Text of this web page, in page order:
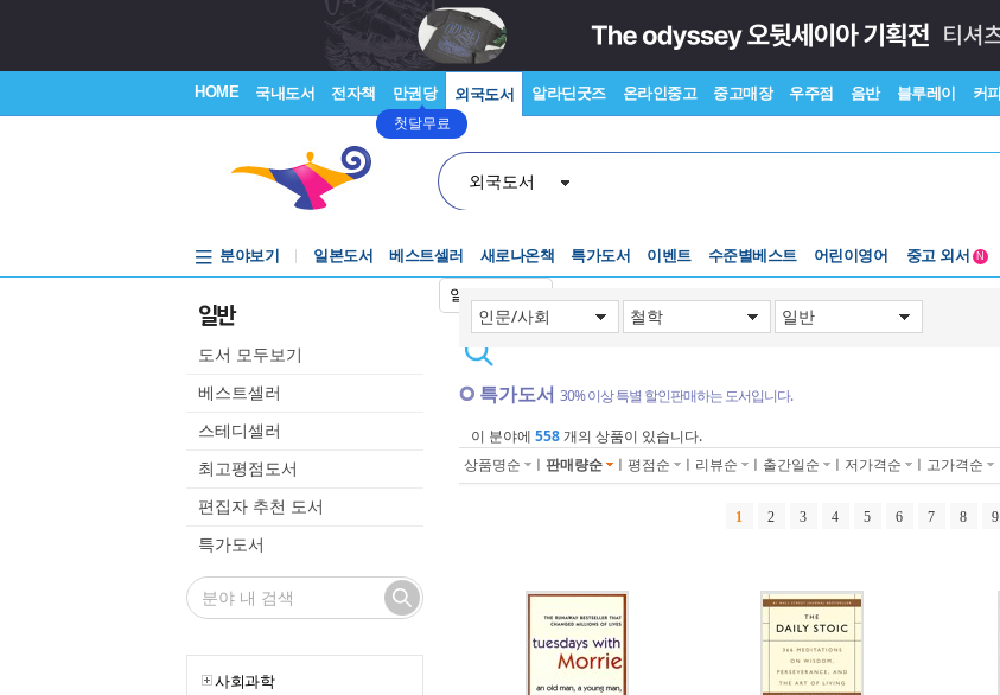
HOME 국내도서 전자책 만권당
첫달무료
외국도서 알라딘굿즈 온라인중고 중고매장 우주점 음반 블루레이 커피
외국도서
일본어입력기
분야보기 일본도서 베스트셀러 새로나온책 특가도서 이벤트
수준별베스트
수준별베스트
어린이영어
중고 외서
중고 외서
N
일반
도서 모두보기
베스트셀러
스테디셀러
최고평점도서
편집자 추천 도서
특가도서
사회과학
특가도서 30% 이상 특별 할인판매하는 도서입니다.
이 분야에 558개의 상품이 있습니다.
상품명순
ㅣ 판매량순 ㅣ 평점순 ㅣ 리뷰순 ㅣ 출간일순 ㅣ 저가격순 ㅣ 고가격순
1 2 3 4 5 6 7 8 9